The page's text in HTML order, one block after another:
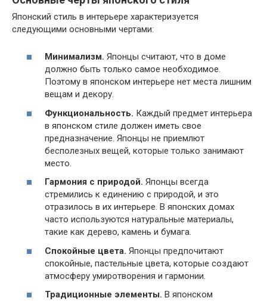
Японский стиль в интерьере характеризуется
следующими основными чертами:
Минимализм. Японцы считают, что в доме
должно быть только самое необходимое.
Поэтому в японском интерьере нет места лишним
вещам и декору.
Функциональность. Каждый предмет интерьера
в японском стиле должен иметь свое
предназначение. Японцы не приемлют
бесполезных вещей, которые только занимают
место.
Гармония с природой. Японцы всегда
стремились к единению с природой, и это
отразилось в их интерьере. В японских домах
часто используются натуральные материалы,
такие как дерево, камень и бумага.
Спокойные цвета. Японцы предпочитают
спокойные, пастельные цвета, которые создают
атмосферу умиротворения и гармонии.
Традиционные элементы. В японском